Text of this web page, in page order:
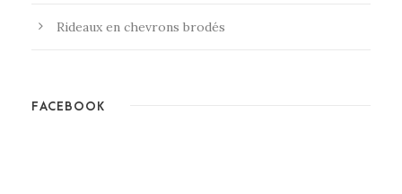
Rideaux en chevrons brodés
FACEBOOK